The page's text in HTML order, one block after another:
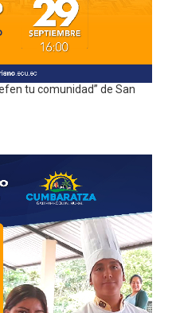
tu comunidad” de San